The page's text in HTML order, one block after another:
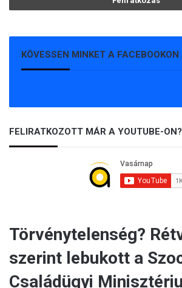
KÖVESSEN MINKET A FACEBOOKON
FELIRATKOZOTT MÁR A YOUTUBE-ON?